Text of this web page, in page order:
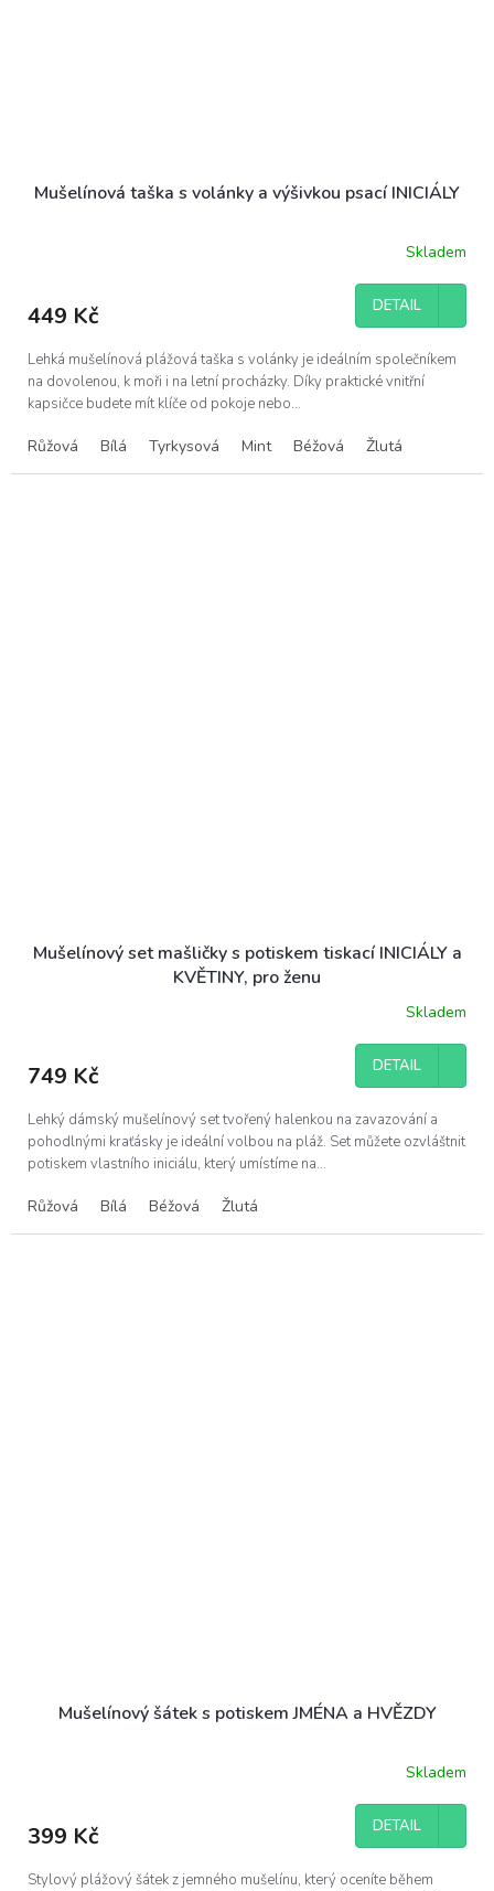
Mušelínová taška s volánky a výšivkou psací INICIÁLY
Skladem
449 Kč DETAIL
Lehká mušelínová plážová taška s volánky je ideálním společníkem
na dovolenou, k moři i na letní procházky. Díky praktické vnitřní
kapsičce budete mít klíče od pokoje nebo...
Růžová Bílá Tyrkysová Mint Béžová Žlutá
Mušelínový set mašličky s potiskem tiskací INICIÁLY a
KVĚTINY, pro ženu
Skladem
749 Kč DETAIL
Lehký dámský mušelínový set tvořený halenkou na zavazování a
pohodlnými kraťásky je ideální volbou na pláž. Set můžete ozvláštnit
potiskem vlastního iniciálu, který umístíme na...
Růžová Bílá Béžová Žlutá
Mušelínový šátek s potiskem JMÉNA a HVĚZDY
Skladem
399 Kč DETAIL
Stylový plážový šátek z jemného mušelínu, který oceníte během